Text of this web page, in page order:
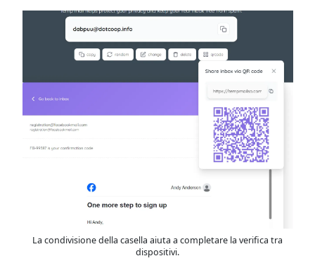
La condivisione della casella aiuta a completare la verifica tra
dispositivi.